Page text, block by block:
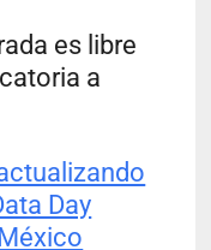
es libre
a
Day